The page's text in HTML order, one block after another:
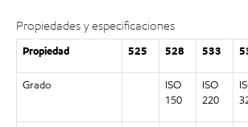
Propiedades y especificaciones
Propiedad 525 528 533
Grado
ISO
150
ISO
220